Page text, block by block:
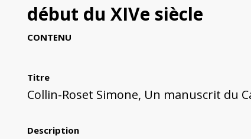
début du XIVe siècle
CONTENU
Titre
Collin-Roset Simone, Un manuscrit du
Description